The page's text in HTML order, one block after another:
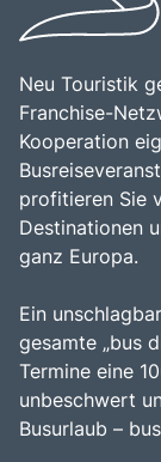
Neu Touristik
Franchise-
Kooperation
profitieren Sie
Destinationen
ganz Europa.
Ein
gesamte „bus
Termine eine
unbeschwert
Busurlaub –